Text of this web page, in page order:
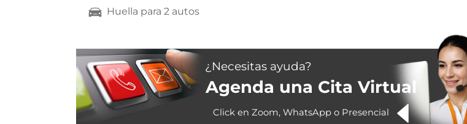
Huella para 2 autos
¿Necesitas ayuda?
Agenda una Cita Virtual
Click en Zoom, WhatsApp o Presencial